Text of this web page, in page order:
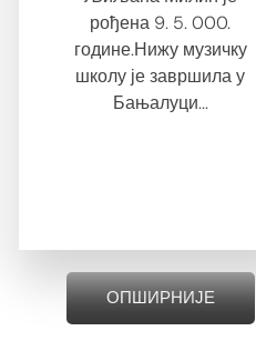
рођена 9. 5. 000.
године.Нижу музичку
школу је завршила у
Бањалуци...
ОПШИРНИЈЕ